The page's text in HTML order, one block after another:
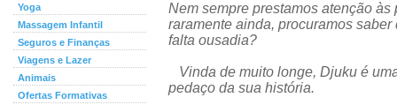
Yoga
Massagem Infantil
Seguros e Finanças
Viagens e Lazer
Animais
Ofertas Formativas
Nem sempre prestamos atenção
raramente ainda, procuramos
falta ousadia?
Vinda de muito longe, Djuku é
pedaço da sua história.